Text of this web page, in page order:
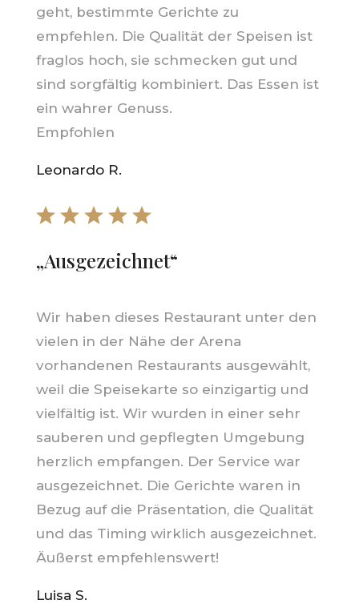
geht, bestimmte Gerichte zu
empfehlen. Die Qualität der Speisen ist
fraglos hoch, sie schmecken gut und
sind sorgfältig kombiniert. Das Essen ist
ein wahrer Genuss.
Empfohlen
Leonardo R.
„Ausgezeichnet“
Wir haben dieses Restaurant unter den
vielen in der Nähe der Arena
vorhandenen Restaurants ausgewählt,
weil die Speisekarte so einzigartig und
vielfältig ist. Wir wurden in einer sehr
sauberen und gepflegten Umgebung
herzlich empfangen. Der Service war
ausgezeichnet. Die Gerichte waren in
Bezug auf die Präsentation, die Qualität
und das Timing wirklich ausgezeichnet.
Äußerst empfehlenswert!
Luisa S.